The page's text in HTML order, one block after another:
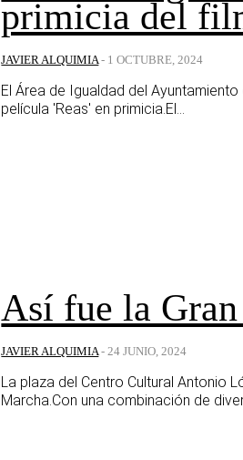
primicia del
JAVIER ALQUIMIA - 1 OCTUBRE, 2024
El Área de Igualdad del
película 'Reas' en primicia.El...
Así fue la
JAVIER ALQUIMIA - 24 JUNIO, 2024
La plaza del Centro Cultural Antonio
Marcha.Con una combinación de